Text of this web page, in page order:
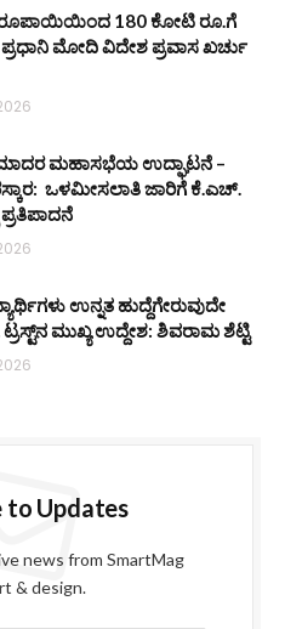
180 ಕೋಟಿ ರೂ.ಗೆ
ಮೋದಿ ವಿದೇಶ ಪ್ರವಾಸ ಖರ್ಚು
ಮಾದರ ಮಹಾಸಭೆಯ ಉದ್ಘಾಟನೆ –
ಒಳಮೀಸಲಾತಿ ಜಾರಿಗೆ ಕೆ.ಎಚ್.
ಉನ್ನತ ಹುದ್ದೆಗೇರುವುದೇ
ಮುಖ್ಯ ಉದ್ದೇಶ: ಶಿವರಾಮ ಶೆಟ್ಟಿ
to Updates
news from SmartMag
& design.